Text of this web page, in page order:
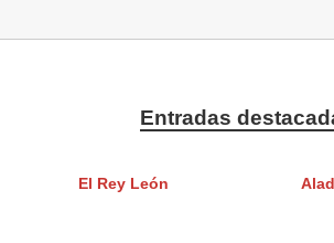
Entradas
El Rey León